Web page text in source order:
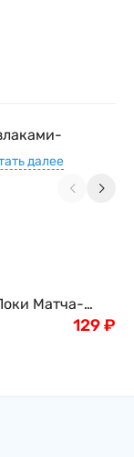
далее
Матча-
Glico, 33 г,
129₽